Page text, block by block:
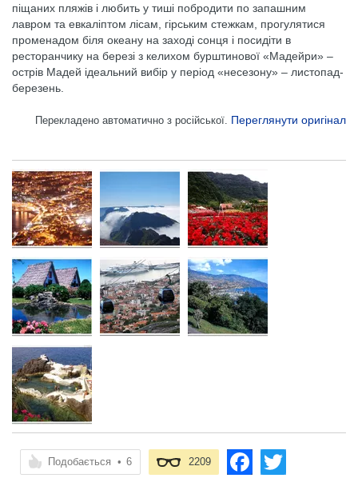
піщаних пляжів і любить у тиші побродити по запашним
лавром та евкаліптом лісам, гірським стежкам, прогулятися
променадом біля океану на заході сонця і посидіти в
ресторанчику на березі з келихом бурштинової «Мадейри» –
острів Мадей ідеальний вибір у період «несезону» – листопад-
березень.
Перекладено автоматично з російської. Переглянути оригінал
Подобається • 6 2209